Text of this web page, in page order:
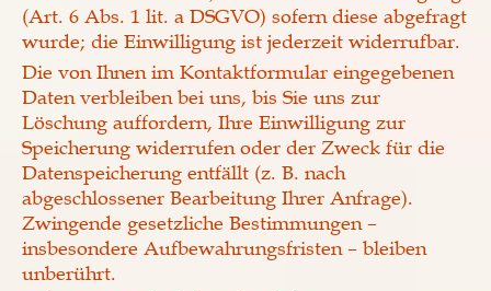
(Art. 6 Abs. 1 lit. a DSGVO) sofern diese abgefragt
wurde; die Einwilligung ist jederzeit widerrufbar.
Die von Ihnen im Kontaktformular eingegebenen
Daten verbleiben bei uns, bis Sie uns zur
Löschung auffordern, Ihre Einwilligung zur
Speicherung widerrufen oder der Zweck für die
Datenspeicherung entfällt (z. B. nach
abgeschlossener Bearbeitung Ihrer Anfrage).
Zwingende gesetzliche Bestimmungen –
insbesondere Aufbewahrungsfristen – bleiben
unberührt.